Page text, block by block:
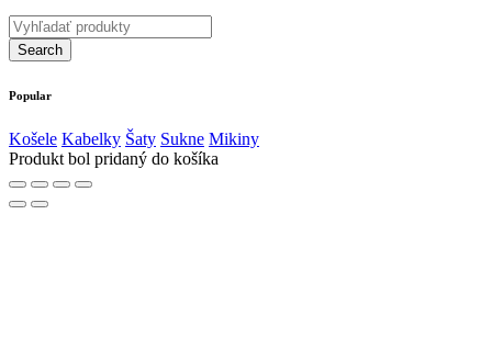
Popular
Košele Kabelky Šaty Sukne Mikiny
Produkt bol pridaný do košíka